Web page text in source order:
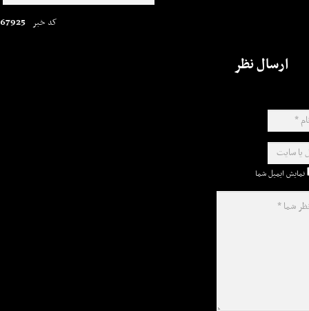
کد خبر 67925
ارسال نظر
نمایش ایمیل شما